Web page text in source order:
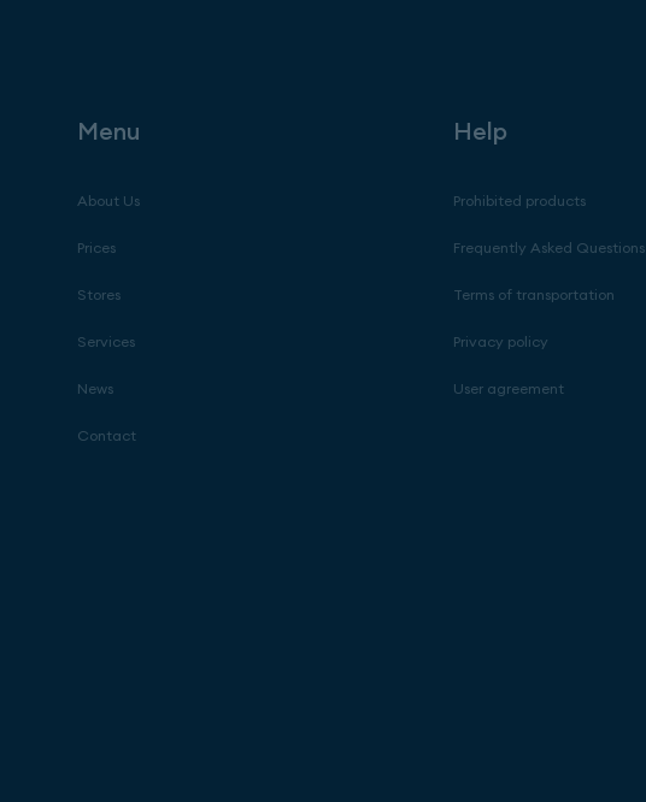
Menu
About Us
Prices
Stores
Services
News
Contact
Help
Prohibited products
Frequently Asked Questions
Terms of transportation
Privacy policy
User agreement